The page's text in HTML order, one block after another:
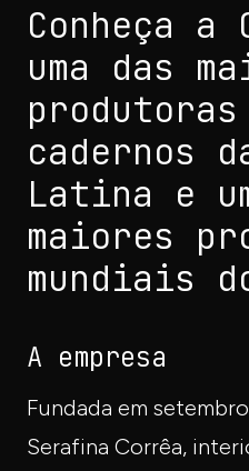
Conheça a
uma das
produtoras
cadernos
Latina e
maiores
mundiais
A empresa
Fundada em
Serafina Corrêa,